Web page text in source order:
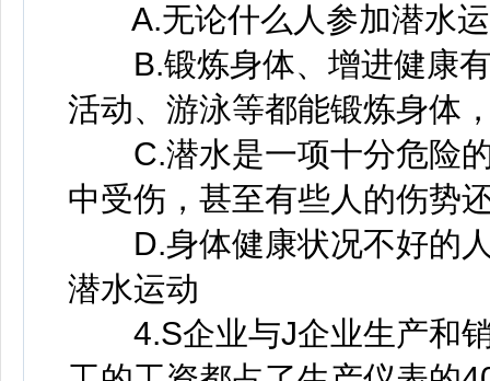
A.无论什么人参加潜水运
B.锻炼身体、增进健康有
活动、游泳等都能锻炼身体
C.潜水是一项十分危险的
中受伤，甚至有些人的伤势
D.身体健康状况不好的人
潜水运动
4.S企业与J企业生产和销